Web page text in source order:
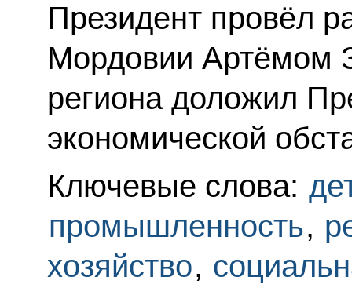
Президент провёл
Мордовии Артёмом
региона доложил
экономической
Ключевые слова:
промышленность,
хозяйство,